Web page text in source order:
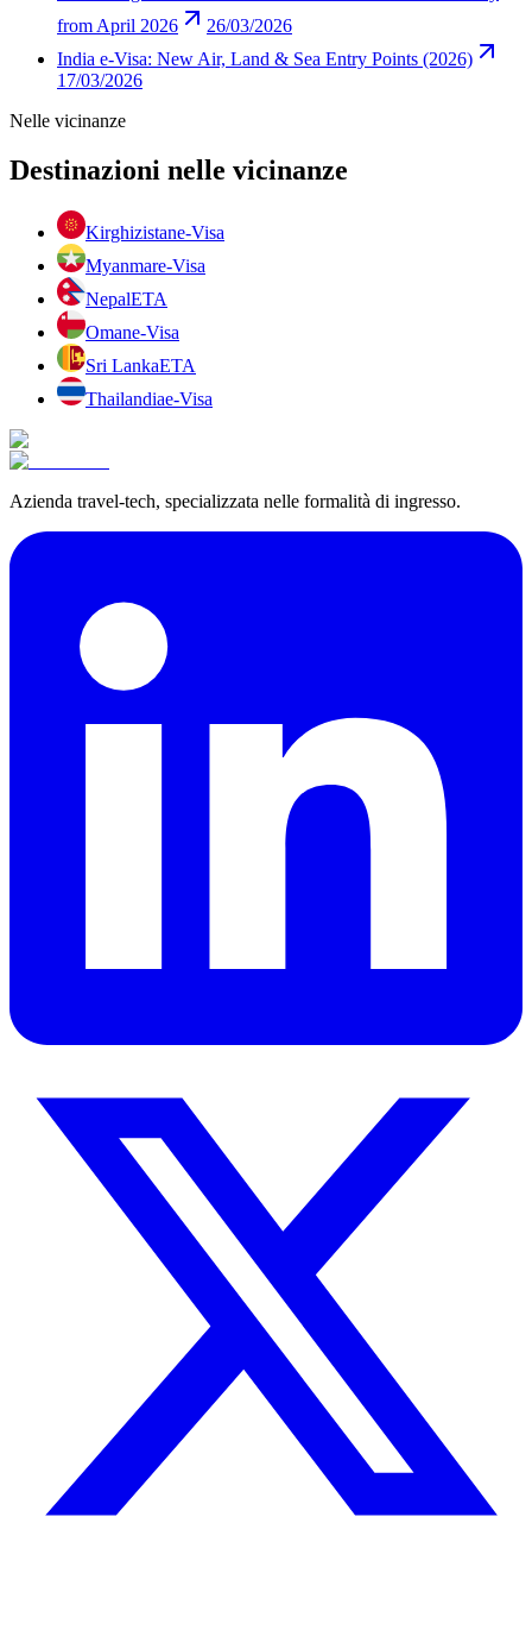
from April 2026
26/03/2026
India e-Visa: New Air, Land & Sea Entry Points (2026)
17/03/2026
Nelle vicinanze
Destinazioni nelle vicinanze
Kirghizistane-Visa
Myanmare-Visa
NepalETA
Omane-Visa
Sri LankaETA
Thailandiae-Visa
Azienda travel-tech, specializzata nelle formalità di ingresso.